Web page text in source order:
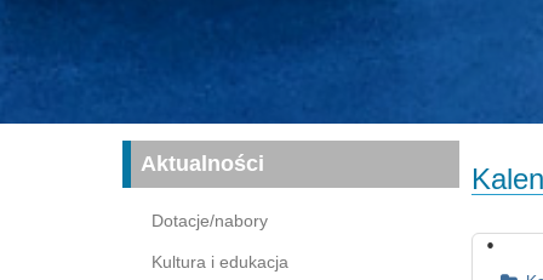
Aktualności
Dotacje/nabory
Kultura i edukacja
04:00
05:00
06:00